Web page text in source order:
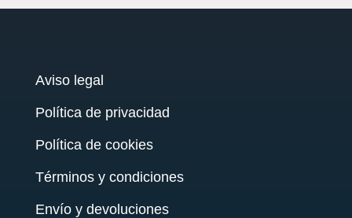
Aviso legal
Política de privacidad
Política de cookies
Términos y condiciones
Envío y devoluciones